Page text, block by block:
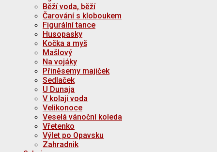
Běží voda, běží
Čarování s kloboukem
Figurální tance
Husopasky
Kočka a myš
Mašlový
Na vojáky
Přiněsemy majiček
Sedlaček
U Dunaja
V kolaji voda
Velikonoce
Veselá vánoční koleda
Vřetenko
Výlet po Opavsku
Zahradnik